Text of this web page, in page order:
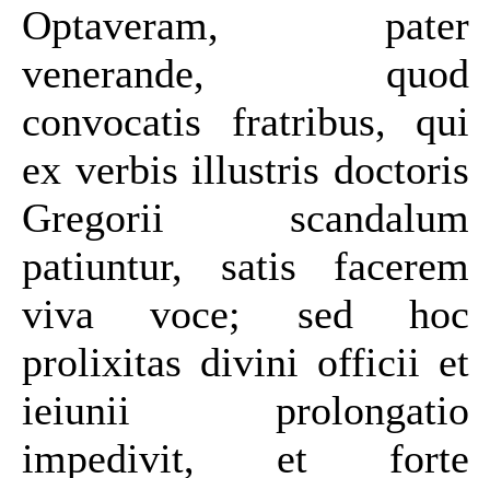
Optaveram, pater
venerande, quod
convocatis fratribus, qui
ex verbis illustris doctoris
Gregorii scandalum
patiuntur, satis facerem
viva voce; sed hoc
prolixitas divini officii et
ieiunii prolongatio
impedivit, et forte